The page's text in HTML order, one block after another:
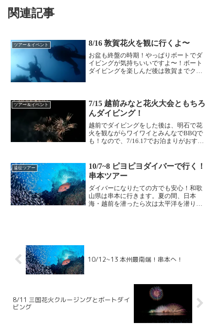
関連記事
ツアー＆イベント 8/16 敦賀花火を観に行くよ〜
お盆も終盤の時期！やっぱりボートでダ
イビングが気持ちいいですよ〜！ボート
ダイビングを楽しんだ後は敦賀までクル
もの越前ガイドの...
ツアー＆イベント
7/15 越前みなと花火大会ともちろ
んダイビング！
越前でダイビングをした後は、明石で花
火を観ながらワイワイとみんなでBBQで
も！なので、7/16.17でお泊まりがおすす
ら17日なんじ出発？どこへ行くの？いつ
もの...
遠征ツアー
10/7~8 ピヨピヨダイバーで行く！
串本ツアー
ダイバーになりたての方でも安心！和歌
山県は串本に行きます。夏の間、日本
海・越前を潜ったら次は太平洋を潜りに
10/12~13 本州最南端！串本へ！
8/11 三国花火クルージングとボートダイ
ビング